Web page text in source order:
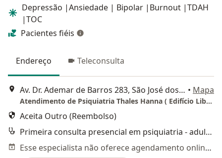
Depressão |Ansiedade | Bipolar |Burnout |TDAH
|TOC
Pacientes fiéis
Endereço Teleconsulta
Av. Dr. Ademar de Barros 283, São José dos Campos • Mapa
Atendimento de Psiquiatria Thales Hanna ( Edifício Liberal Center - Sala 104)
Aceita Outro (Reembolso)
Primeira consulta presencial em psiquiatria - adulto
Esse especialista não oferece agendamento online para esse endereço.